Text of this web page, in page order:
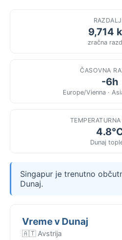
9,714
zračna
ČASOVNA
-6h
Europe/Vienna ·
Dunaj
Singapur je trenutno
Dunaj.
Vreme v Dunaj
🇦🇹 Avstrija